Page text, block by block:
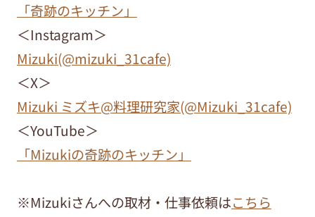
「奇跡のキッチン」
＜Instagram＞
Mizuki(@mizuki_31cafe)
＜X＞
Mizuki ミズキ@料理研究家(@Mizuki_31cafe)
＜YouTube＞
「Mizukiの奇跡のキッチン」
※Mizukiさんへの取材・仕事依頼はこちら